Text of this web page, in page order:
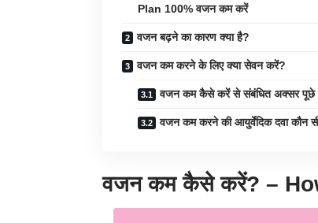
Plan 100% वजन कम करें
वजन बढ़ने का कारण क्या है?
वजन कम करने के लिए क्या सेवन करें?
वजन कम कैसे करें से संबंधित अक्सर पूछे
वजन कम करने की आयुर्वेदिक दवा कौन
वजन कम कैसे करें? –